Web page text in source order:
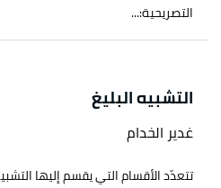
التصريحية:...
التشبيه البليغ
غدير الخدام
تتعدّد الأقسام التي يقسم إليها